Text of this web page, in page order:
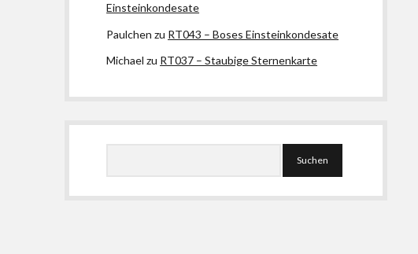
Einsteinkondesate
Paulchen zu RT043 – Boses Einsteinkondesate
Michael zu RT037 – Staubige Sternenkarte